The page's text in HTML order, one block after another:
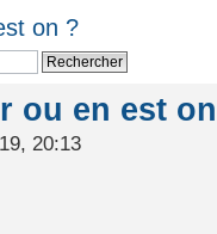
on ?
ou en est
20:13